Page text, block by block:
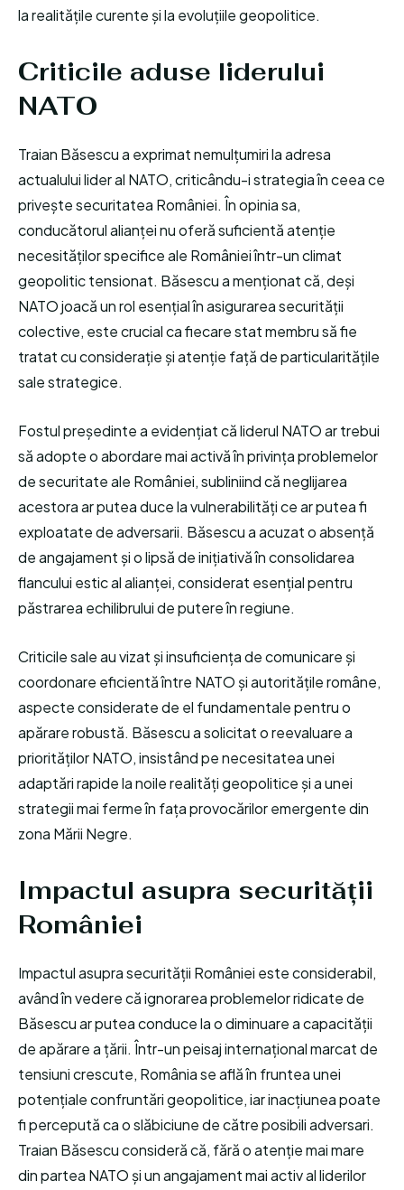
la realitățile curente și la evoluțiile geopolitice.
Criticile aduse liderului
NATO
Traian Băsescu a exprimat nemulțumiri la adresa
actualului lider al NATO, criticându-i strategia în ceea ce
privește securitatea României. În opinia sa,
conducătorul alianței nu oferă suficientă atenție
necesităților specifice ale României într-un climat
geopolitic tensionat. Băsescu a menționat că, deși
NATO joacă un rol esențial în asigurarea securității
colective, este crucial ca fiecare stat membru să fie
tratat cu considerație și atenție față de particularitățile
sale strategice.
Fostul președinte a evidențiat că liderul NATO ar trebui
să adopte o abordare mai activă în privința problemelor
de securitate ale României, subliniind că neglijarea
acestora ar putea duce la vulnerabilități ce ar putea fi
exploatate de adversarii. Băsescu a acuzat o absență
de angajament și o lipsă de inițiativă în consolidarea
flancului estic al alianței, considerat esențial pentru
păstrarea echilibrului de putere în regiune.
Criticile sale au vizat și insuficiența de comunicare și
coordonare eficientă între NATO și autoritățile române,
aspecte considerate de el fundamentale pentru o
apărare robustă. Băsescu a solicitat o reevaluare a
priorităților NATO, insistând pe necesitatea unei
adaptări rapide la noile realități geopolitice și a unei
strategii mai ferme în fața provocărilor emergente din
zona Mării Negre.
Impactul asupra securității
României
Impactul asupra securității României este considerabil,
având în vedere că ignorarea problemelor ridicate de
Băsescu ar putea conduce la o diminuare a capacității
de apărare a țării. Într-un peisaj internațional marcat de
tensiuni crescute, România se află în fruntea unei
potențiale confruntări geopolitice, iar inacțiunea poate
fi percepută ca o slăbiciune de către posibili adversari.
Traian Băsescu consideră că, fără o atenție mai mare
din partea NATO și un angajament mai activ al liderilor